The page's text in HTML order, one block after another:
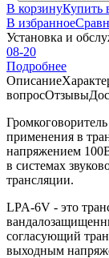
В корзинуКупить
В избранное
Установка и
08-20
Подробнее
Описание
вопросОтзывы
применения в
напряжением
в системах
трансляции.
LPA-6V - это
согласующий
выходным